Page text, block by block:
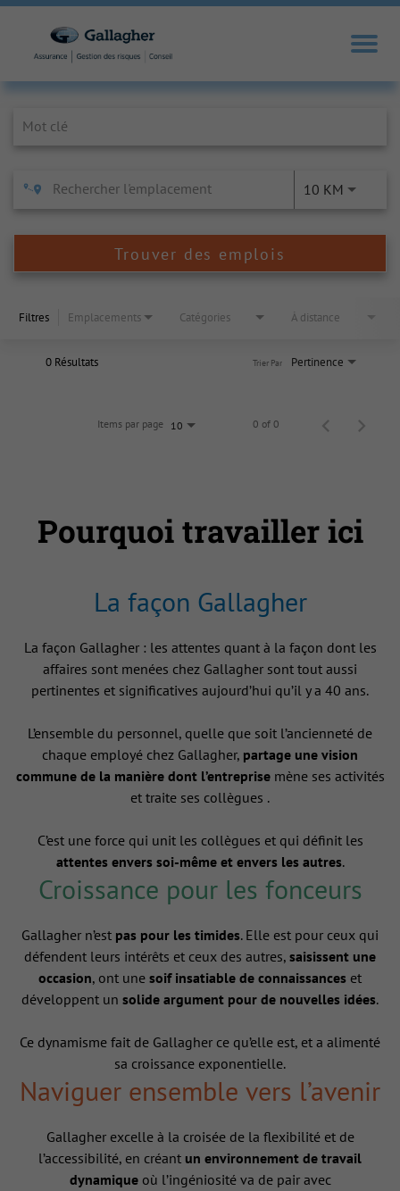
10 KM
Trouver des emplois
Filtres Emplacements Catégories À distance
0 Résultats Pertinence
Trier Par
Items par page 10 0 of 0
Pourquoi travailler ici
La façon Gallagher
La façon Gallagher : les attentes quant à la façon dont les
affaires sont menées chez Gallagher sont tout aussi
pertinentes et significatives aujourd’hui qu’il y a 40 ans.
L’ensemble du personnel, quelle que soit l’ancienneté de
chaque employé chez Gallagher, partage une vision
commune de la manière dont l’entreprisemène ses activités
et traite ses collègues .
C’est une force qui unit les collègues et qui définit les
attentes envers soi-même et envers les autres.
Croissance pour les fonceurs
Gallagher n’est pas pour les timides. Elle est pour ceux qui
défendent leurs intérêts et ceux des autres, saisissent une
occasion, ont une soif insatiable de connaissances et
développent un solide argument pour de nouvelles idées.
Ce dynamisme fait de Gallagher ce qu’elle est, et a alimenté
sa croissance exponentielle.
Naviguer ensemble vers l’avenir
Gallagher excelle à la croisée de la flexibilité et de
l’accessibilité, en créant un environnement de travail
dynamique où l’ingéniosité va de pair avec